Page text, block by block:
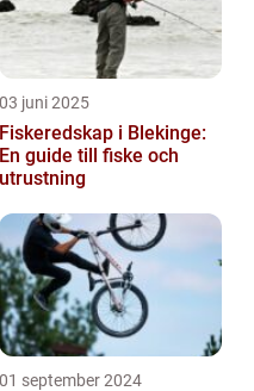
03 juni 2025
Fiskeredskap i Blekinge:
En guide till fiske och
utrustning
01 september 2024